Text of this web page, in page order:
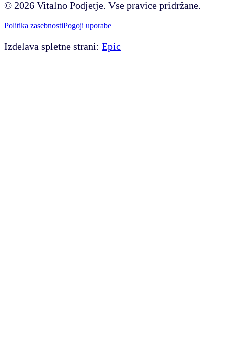
© 2026 Vitalno Podjetje. Vse pravice pridržane.
Politika zasebnostiPogoji uporabe
Izdelava spletne strani: Epic